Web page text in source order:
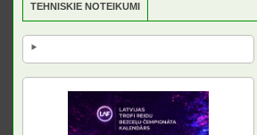
TEHNISKIE NOTEIKUMI